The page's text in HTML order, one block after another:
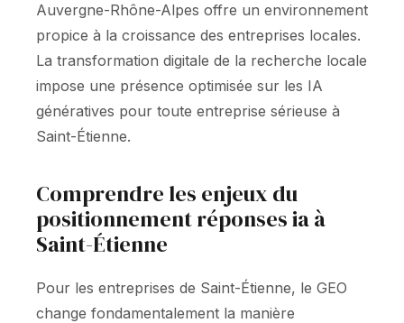
Auvergne-Rhône-Alpes offre un environnement
propice à la croissance des entreprises locales.
La transformation digitale de la recherche locale
impose une présence optimisée sur les IA
génératives pour toute entreprise sérieuse à
Saint-Étienne.
Comprendre les enjeux du
positionnement réponses ia à
Saint-Étienne
Pour les entreprises de Saint-Étienne, le GEO
change fondamentalement la manière